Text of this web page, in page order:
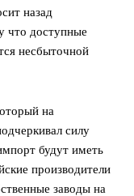
назад
что доступные
несбыточной
на
силу
будут иметь
производители
заводы на